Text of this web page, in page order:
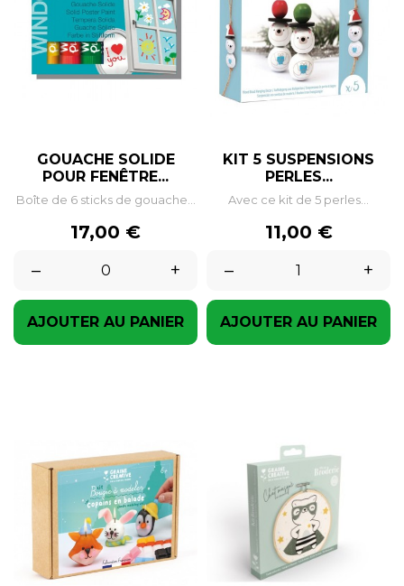
GOUACHE SOLIDE
POUR FENÊTRE...
Boîte de 6 sticks de gouache...
Prix
17,00 €
–
+
AJOUTER AU PANIER
KIT 5 SUSPENSIONS
PERLES...
Avec ce kit de 5 perles...
Prix
11,00 €
–
+
AJOUTER AU PANIER